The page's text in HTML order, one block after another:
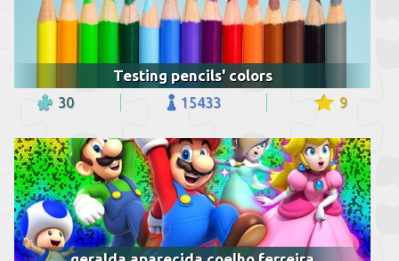
Testing pencils' colors
30 15433 9